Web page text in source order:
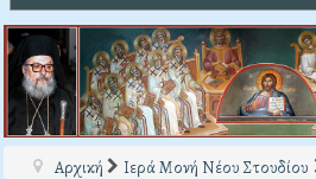
Αρχική Ιερά Μονή Νέου Στουδίου